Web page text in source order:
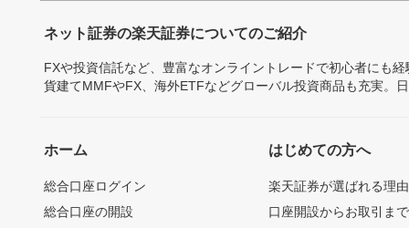
ネット証券の楽天証券についてのご紹介
FXや投資信託など、豊富なオンライントレードで初心者にも
貨建てMMFやFX、海外ETFなどグローバル投資商品も充実。
ホーム
総合口座ログイン
総合口座の開設
はじめての方へ
楽天証券が選ばれる理由
口座開設からお取引ま